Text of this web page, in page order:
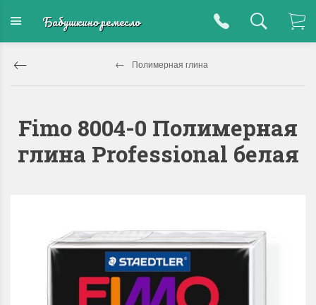
Бабушкино ремесло
Полимерная глина
Fimo 8004-0 Полимерная
глина Professional белая